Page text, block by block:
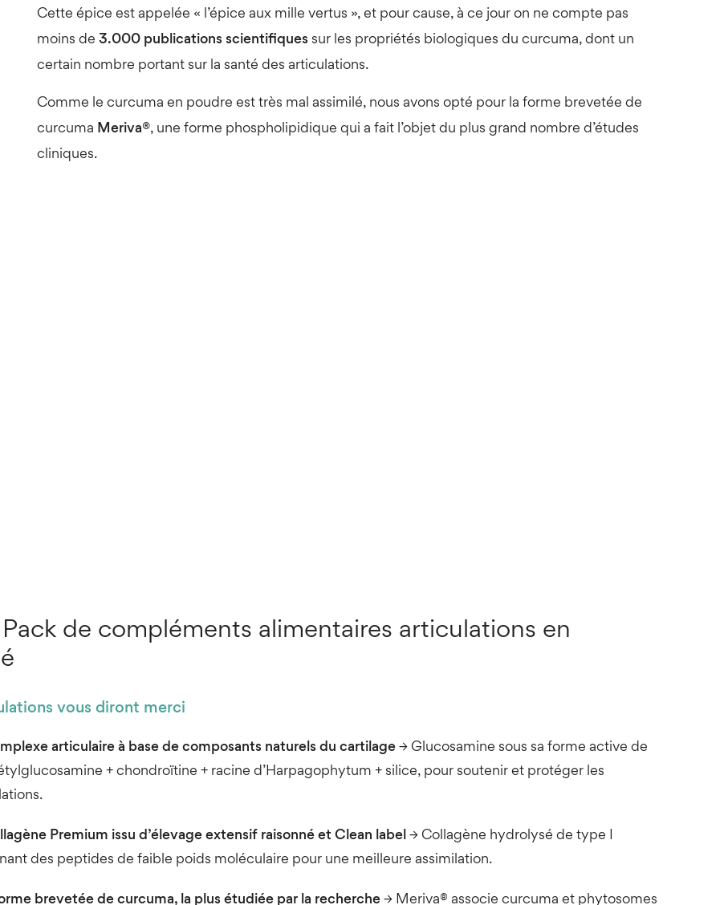
Cette épice est appelée « l’épice aux mille vertus », et pour cause, à ce jour on ne compte pas
moins de3.000 publications scientifiques sur les propriétés biologiques du curcuma, dont un
certain nombre portant sur la santé des articulations.
Comme le curcuma en poudre est très mal assimilé, nous avons opté pour la forme brevetée de
curcuma Meriva®, une forme phospholipidique qui a fait l’objet du plus grand nombre d’études
cliniques.
de compléments alimentaires articulations en
vous diront merci
articulaire à base de composants naturels du cartilage→ Glucosamine sous sa forme active de
+ chondroïtine + racine d’Harpagophytum + silice, pour soutenir et protéger les
Premium issu d’élevage extensif raisonné et Clean label → Collagène hydrolysé de type I
des peptides de faible poids moléculaire pour une meilleure assimilation.
brevetée de curcuma, la plus étudiée par la recherche → Meriva® associe curcuma et phytosomes